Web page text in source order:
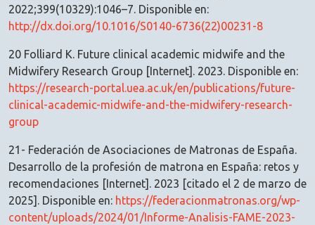
2022;399(10329):1046–7. Disponible en:
http://dx.doi.org/10.1016/S0140-6736(22)00231-8
20 Folliard K. Future clinical academic midwife and the
Midwifery Research Group [Internet]. 2023. Disponible en:
https://research-portal.uea.ac.uk/en/publications/future-
clinical-academic-midwife-and-the-midwifery-research-
group
21- Federación de Asociaciones de Matronas de España.
Desarrollo de la profesión de matrona en España: retos y
recomendaciones [Internet]. 2023 [citado el 2 de marzo de
2025]. Disponible en: https://federacionmatronas.org/wp-
content/uploads/2024/01/Informe-Analisis-FAME-2023-